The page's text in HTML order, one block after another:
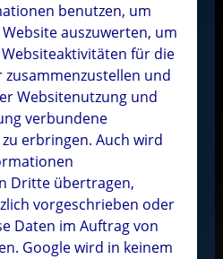
benutzen, um
auszuwerten, um
für die
und
Websitenutzung und
verbundene
erbringen. Auch wird
Dritte übertragen,
vorgeschrieben oder
Daten im Auftrag von
Google wird in keinem